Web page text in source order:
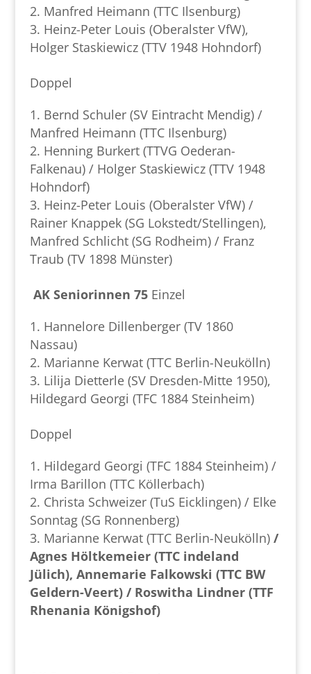
Manfred Heimann (TTC Ilsenburg)
Heinz-Peter Louis (Oberalster VfW),
Holger Staskiewicz (TTV 1948 Hohndorf)
Doppel
Bernd Schuler (SV Eintracht Mendig) /
Manfred Heimann (TTC Ilsenburg)
Henning Burkert (TTVG Oederan-
Falkenau) / Holger Staskiewicz (TTV 1948
Hohndorf)
Heinz-Peter Louis (Oberalster VfW) /
Rainer Knappek (SG Lokstedt/Stellingen),
Manfred Schlicht (SG Rodheim) / Franz
Traub (TV 1898 Münster)
AK Seniorinnen 75 Einzel
Hannelore Dillenberger (TV 1860
Nassau)
Marianne Kerwat (TTC Berlin-Neukölln)
Lilija Dietterle (SV Dresden-Mitte 1950),
Hildegard Georgi (TFC 1884 Steinheim)
Doppel
Hildegard Georgi (TFC 1884 Steinheim) /
Irma Barillon (TTC Köllerbach)
Christa Schweizer (TuS Eicklingen) / Elke
Sonntag (SG Ronnenberg)
Marianne Kerwat (TTC Berlin-Neukölln)/
Agnes Höltkemeier (TTC indeland
Jülich), Annemarie Falkowski (TTC BW
Geldern-Veert) / Roswitha Lindner (TTF
Rhenania Königshof)